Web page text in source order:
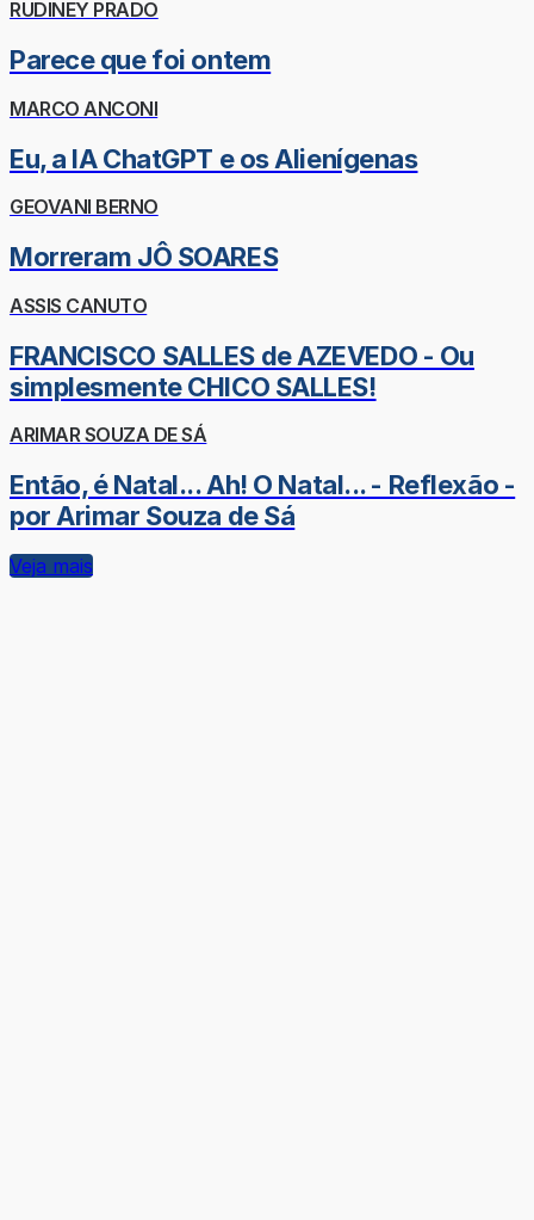
RUDINEY PRADO
Parece que foi ontem
MARCO ANCONI
Eu, a IA ChatGPT e os Alienígenas
GEOVANI BERNO
Morreram JÔ SOARES
ASSIS CANUTO
FRANCISCO SALLES de AZEVEDO - Ou
simplesmente CHICO SALLES!
ARIMAR SOUZA DE SÁ
Então, é Natal... Ah! O Natal... - Reflexão -
por Arimar Souza de Sá
Veja mais